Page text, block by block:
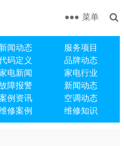
新闻动态
服务项目
码定义
品牌动态
电新闻
家电行业
障报警
新闻动态
例资讯
空调动态
修案例 维修知识
菜单